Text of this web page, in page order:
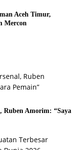
Aceh Timur,
Mercon
Ruben Amorim: “Saya